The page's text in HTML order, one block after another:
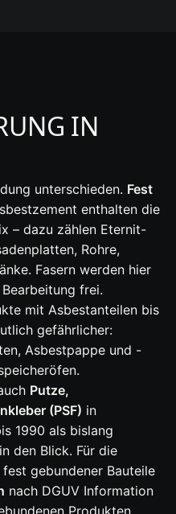
IN
unterschieden. Fest
enthalten die
– dazu zählen Eternit-
Rohre,
Fasern werden hier
frei.
mit Asbestanteilen bis
gefährlicher:
Asbestpappe und -
Putze,
(PSF) in
1990 als bislang
den Blick. Für die
gebundener Bauteile
nach DGUV Information